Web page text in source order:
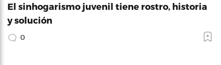
El sinhogarismo juvenil tiene rostro, historia
y solución
0